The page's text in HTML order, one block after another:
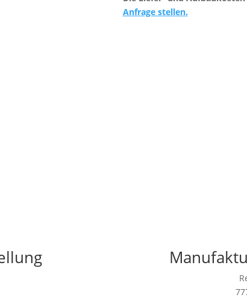
Anfrage stellen.